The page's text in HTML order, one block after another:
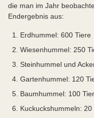
die man im Jahr
Endergebnis aus:
Erdhummel: 600 Tiere
Wiesenhummel: 250
Steinhummel und
Gartenhummel: 120
Baumhummel: 100
Kuckuckshummeln: 20